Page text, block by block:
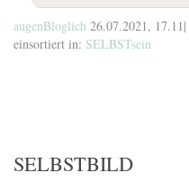
augenBloglich 26.07.2021, 17.11|
einsortiert in: SELBSTsein
SELBSTBILD